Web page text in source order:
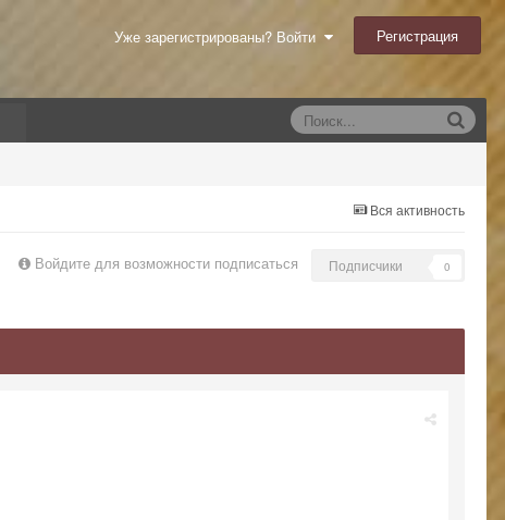
Уже зарегистрированы? Войти Регистрация
Вся активность
Войдите для возможности подписаться Подписчики 0